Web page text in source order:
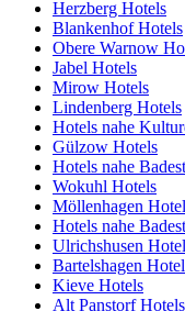
Herzberg Hotels
Blankenhof Hotels
Obere Warnow
Jabel Hotels
Mirow Hotels
Lindenberg Hotels
Hotels nahe
Gülzow Hotels
Hotels nahe
Wokuhl Hotels
Möllenhagen
Hotels nahe
Ulrichshusen
Bartelshagen
Kieve Hotels
Alt Panstorf Hotels